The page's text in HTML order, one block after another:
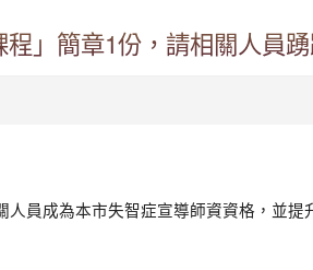
」簡章1份，請相關人員
員成為本市失智症宣導師資資格，並